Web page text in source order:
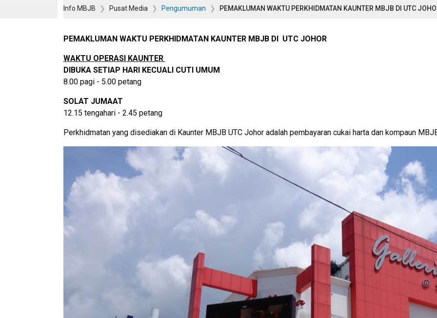
Info MBJB Pusat Media Pengumuman PEMAKLUMAN WAKTU PERKHIDMATAN KAUNTER MBJB DI UTC
PEMAKLUMAN WAKTU PERKHIDMATAN KAUNTER MBJB DI UTC JOHOR
WAKTU OPERASI KAUNTER
DIBUKA SETIAP HARI KECUALI CUTI UMUM
8.00 pagi - 5.00 petang
SOLAT JUMAAT
12.15 tengahari - 2.45 petang
Perkhidmatan yang disediakan di Kaunter MBJB UTC Johor adalah pembayaran cukai harta dan kompaun